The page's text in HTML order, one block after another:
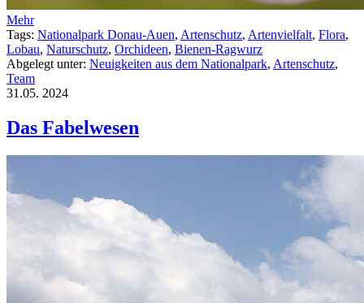
Mehr
Tags: Nationalpark Donau-Auen, Artenschutz, Artenvielfalt, Flora,
Lobau, Naturschutz, Orchideen, Bienen-Ragwurz
Abgelegt unter: Neuigkeiten aus dem Nationalpark, Artenschutz,
Team
31.05. 2024
Das Fabelwesen